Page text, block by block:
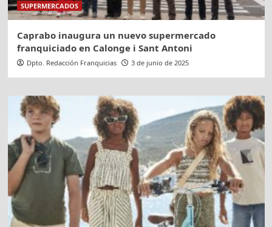
SUPERMERCADOS
Caprabo inaugura un nuevo supermercado
franquiciado en Calonge i Sant Antoni
Dpto. Redacción Franquicias 3 de junio de 2025